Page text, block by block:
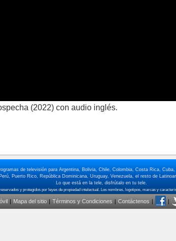
(2022) con audio inglés.
de televisión para Argentina, Bolivia, Chile, Colombia, Costa Rica,
Puerto Rico, República Dominicana, Uruguay, Venezuela, el resto de
Lo que está en la tele, disfrútalo en tu tele.
| Mapa del sitio | Términos y Condiciones | Contáctenos | |